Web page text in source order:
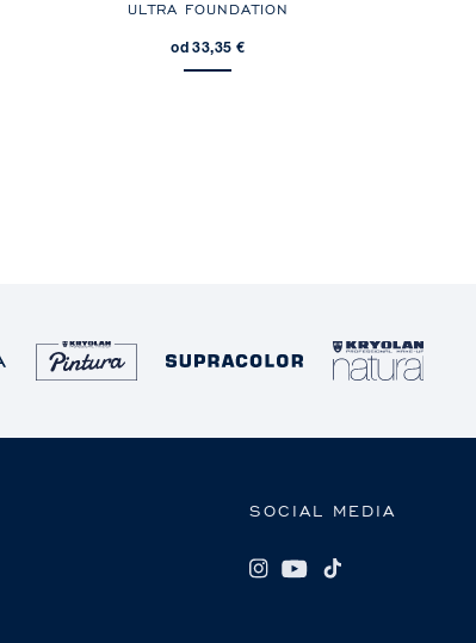
ULTRA FOUNDATION
od 33,35 €
SOCIAL MEDIA